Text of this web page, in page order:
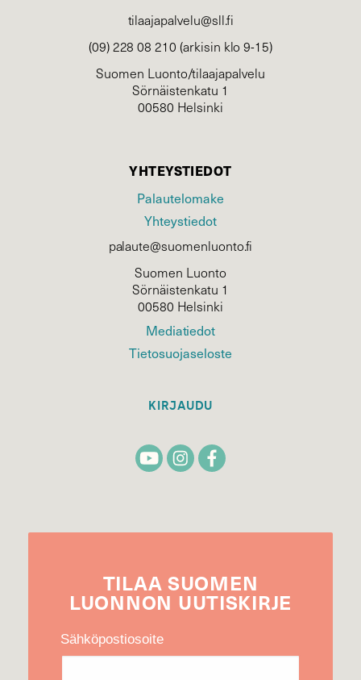
tilaajapalvelu@sll.fi
(09) 228 08 210 (arkisin klo 9-15)
Suomen Luonto/tilaajapalvelu
Sörnäistenkatu 1
00580 Helsinki
YHTEYSTIEDOT
Palautelomake
Yhteystiedot
palaute@suomenluonto.fi
Suomen Luonto
Sörnäistenkatu 1
00580 Helsinki
Mediatiedot
Tietosuojaseloste
KIRJAUDU
TILAA SUOMEN
LUONNON UUTIS­KIRJE
Sähköpostiosoite